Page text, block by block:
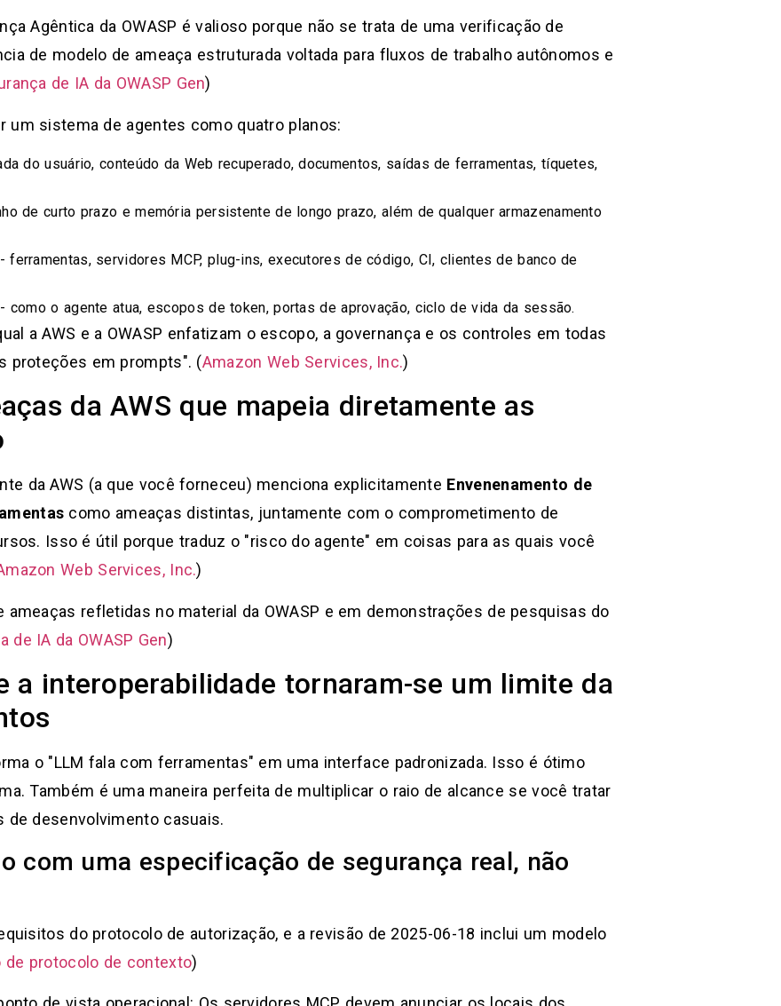
Agêntica da OWASP é valioso porque não se trata de uma verificação de
de modelo de ameaça estruturada voltada para fluxos de trabalho autônomos e
de IA da OWASP Gen)
um sistema de agentes como quatro planos:
do usuário, conteúdo da Web recuperado, documentos, saídas de ferramentas, tíquetes,
de curto prazo e memória persistente de longo prazo, além de qualquer armazenamento
- ferramentas, servidores MCP, plug-ins, executores de código, CI, clientes de banco de
- como o agente atua, escopos de token, portas de aprovação, ciclo de vida da sessão.
a AWS e a OWASP enfatizam o escopo, a governança e os controles em todas
proteções em prompts". (Amazon Web Services, Inc.)
da AWS que mapeia diretamente as
da AWS (a que você forneceu) menciona explicitamente Envenenamento de
como ameaças distintas, juntamente com o comprometimento de
Isso é útil porque traduz o "risco do agente" em coisas para as quais você
Web Services, Inc.)
refletidas no material da OWASP e em demonstrações de pesquisas do
de IA da OWASP Gen)
a interoperabilidade tornaram-se um limite da
o "LLM fala com ferramentas" em uma interface padronizada. Isso é ótimo
Também é uma maneira perfeita de multiplicar o raio de alcance se você tratar
de desenvolvimento casuais.
com uma especificação de segurança real, não
do protocolo de autorização, e a revisão de 2025-06-18 inclui um modelo
de protocolo de contexto)